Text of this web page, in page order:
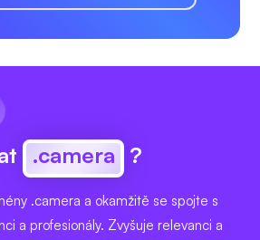
.camera ?
.camera a okamžitě se spojte s
a profesionály. Zvyšuje relevanci a